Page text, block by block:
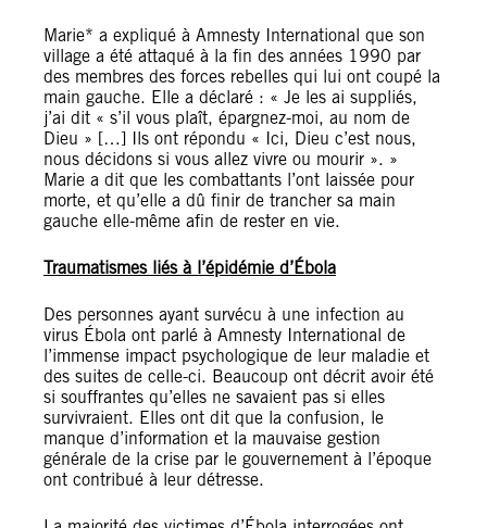
Marie* a expliqué à Amnesty International que son
village a été attaqué à la fin des années 1990 par
des membres des forces rebelles qui lui ont coupé la
main gauche. Elle a déclaré : « Je les ai suppliés,
j’ai dit « s’il vous plaît, épargnez-moi, au nom de
Dieu » […] Ils ont répondu « Ici, Dieu c’est nous,
nous décidons si vous allez vivre ou mourir ». »
Marie a dit que les combattants l’ont laissée pour
morte, et qu’elle a dû finir de trancher sa main
gauche elle-même afin de rester en vie.
Traumatismes liés à l’épidémie d’Ébola
Des personnes ayant survécu à une infection au
virus Ébola ont parlé à Amnesty International de
l’immense impact psychologique de leur maladie et
des suites de celle-ci. Beaucoup ont décrit avoir été
si souffrantes qu’elles ne savaient pas si elles
survivraient. Elles ont dit que la confusion, le
manque d’information et la mauvaise gestion
générale de la crise par le gouvernement à l’époque
ont contribué à leur détresse.